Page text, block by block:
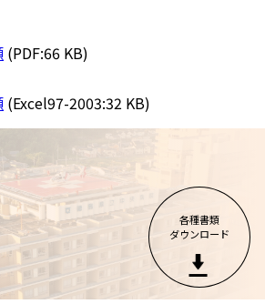
(PDF:66 KB)
(Excel97-2003:32 KB)
各種書類
ダウンロード